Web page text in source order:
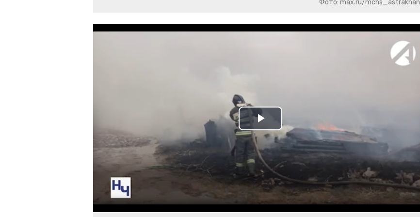
Фото: max.ru/mchs_astrakhan
Play
Video